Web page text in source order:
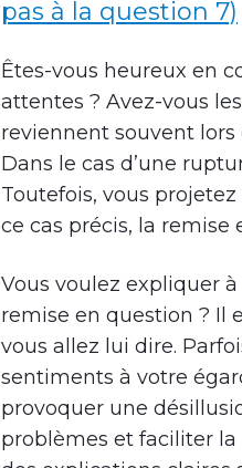
pas à la question 7)
Êtes-vous heureux en
attentes ? Avez-vous
reviennent souvent
Dans le cas d’une
Toutefois, vous
ce cas précis, la
Vous voulez expliquer
remise en question ? Il
vous allez lui dire.
sentiments à votre
provoquer une
problèmes et faciliter